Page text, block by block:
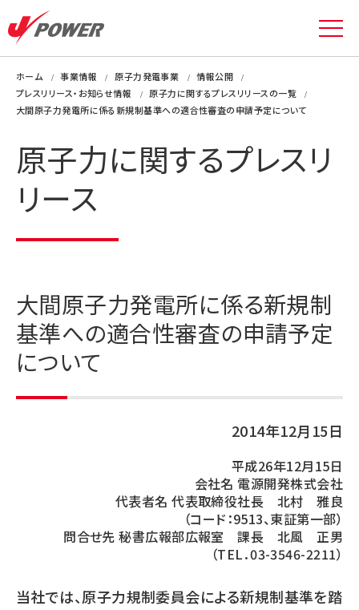
ホーム 事業情報 原子力発電事業
情報公開
プレスリリース・お知らせ情報
原子力に関するプレスリリースの一覧
大間原子力発電所に係る新規制基準への適合性審査の申請予定について
原子力に関するプレスリ
リース
大間原子力発電所に係る新規制
基準への適合性審査の申請予定
について
2014年12月15日
平成26年12月15日
会社名 電源開発株式会社
代表者名 代表取締役社長 北村 雅良
（コード：9513、東証第一部）
問合せ先 秘書広報部広報室 課長 北風 正男
（TEL．03-3546-2211）
当社では、原子力規制委員会による新規制基準を踏